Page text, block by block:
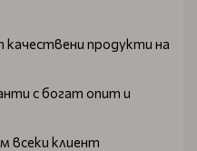
продукти на
с богат опит и
всеки клиент